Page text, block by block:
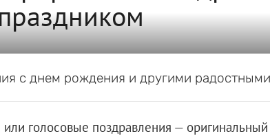
с днем рождения и другими
голосовые поздравления —